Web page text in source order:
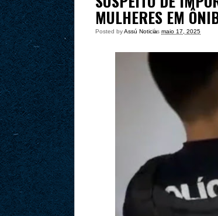
MULHERES EM
Posted byAssú Noticia
às maio 17, 2025